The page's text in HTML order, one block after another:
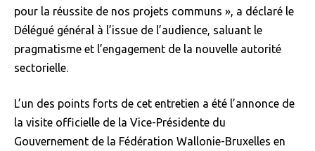
pour la réussite de nos projets communs », a déclaré le
Délégué général à l’issue de l’audience, saluant le
pragmatisme et l’engagement de la nouvelle autorité
sectorielle.
L’un des points forts de cet entretien a été l’annonce de
la visite officielle de la Vice-Présidente du
Gouvernement de la Fédération Wallonie-Bruxelles en